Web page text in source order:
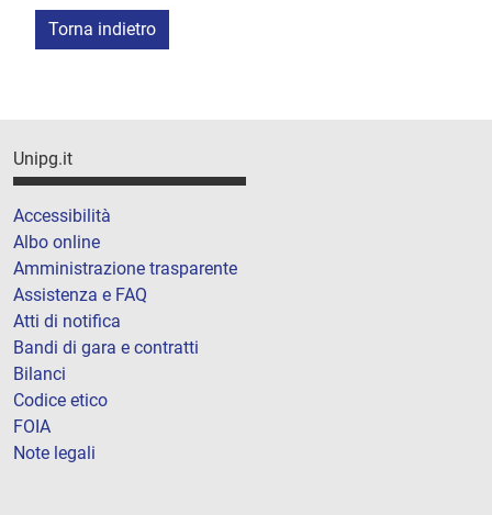
Torna indietro
Unipg.it
Accessibilità
Albo online
Amministrazione trasparente
Assistenza e FAQ
Atti di notifica
Bandi di gara e contratti
Bilanci
Codice etico
FOIA
Note legali